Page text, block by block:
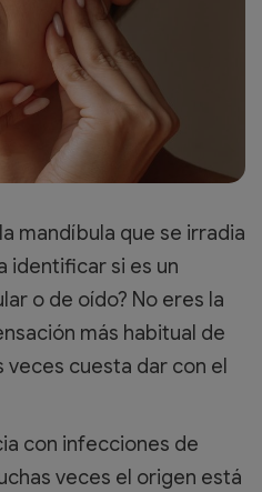
mandíbula que se irradia
identificar si es un
o de oído? No eres la
más habitual de
veces cuesta dar con el
con infecciones de
veces el origen está